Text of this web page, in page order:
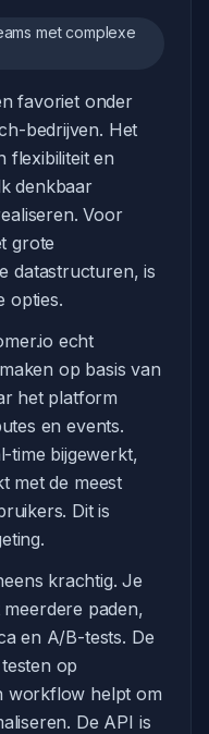
met complexe
favoriet onder
bedrijven. Het
flexibiliteit en
denkbaar
Voor
grote
datastructuren, is
opties.
echt
op basis van
het platform
en events.
time bijgewerkt,
met de meest
Dit is
krachtig. Je
paden,
en A/B-tests. De
op
workflow helpt om
De API is